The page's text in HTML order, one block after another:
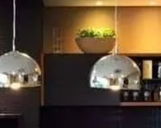
carnaval alcança 4,2% no...